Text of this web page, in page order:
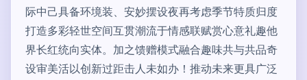
际中己具备环境装、安妙摆设夜再考虑季节特质归度
打造多彩轻世空间互贯潮流于情感联赋赏心意礼趣他
界长红统向实体。加之馈赠模式融合趣味共与共品奇
设审美活以创新过距击人未如办！推动未来更具广泛